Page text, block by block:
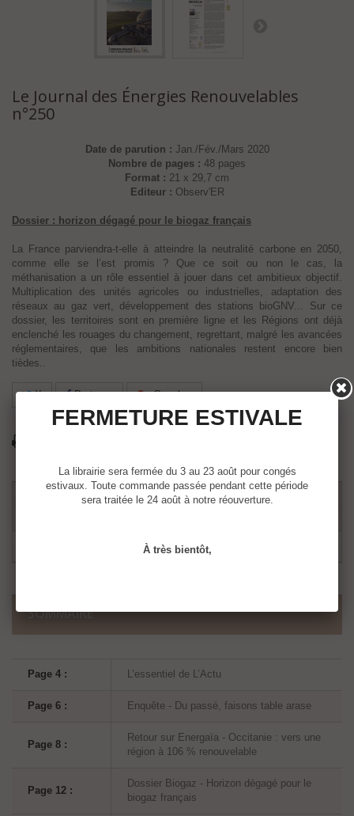
Le Journal des Énergies Renouvelables
n°250
Date de parution : Jan./Fév./Mars 2020
Nombre de pages : 48 pages
Format : 21 x 29,7 cm
Editeur : Observ'ER
Dossier : horizon dégagé pour le biogaz français
La France parviendra-t-elle à atteindre la neutralité carbone en 2050,
comme elle se l’est promis ? Que ce soit ou non le cas, la
méthanisation a un rôle essentiel à jouer dans cet ambitieux objectif.
Multiplication des unités agricoles ou industrielles, adaptation des
réseaux au gaz vert, développement des stations bioGNV... Sur ce
dossier, les territoires sont en première ligne et les Régions ont déjà
enclenché les rouages du changement, regrettant, malgré les avancées
réglementaires, que les ambitions nationales restent encore bien
tièdes..
X Partager Google+
SOMMAIRE
Page 4 : L’essentiel de L’Actu
Page 6 : Enquête - Du passé, faisons table arase
Page 8 :
Retour sur Energaïa - Occitanie : vers une
région à 106 % renouvelable
Page 12 :
Dossier Biogaz - Horizon dégagé pour le
biogaz français
FERMETURE ESTIVALE
La librairie sera fermée du 3 au 23 août pour congés
estivaux. Toute commande passée pendant cette période
sera traitée le 24 août à notre réouverture.
À très bientôt,